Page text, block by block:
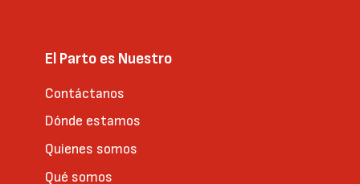
El Parto es Nuestro
Contáctanos
Dónde estamos
Quienes somos
Qué somos